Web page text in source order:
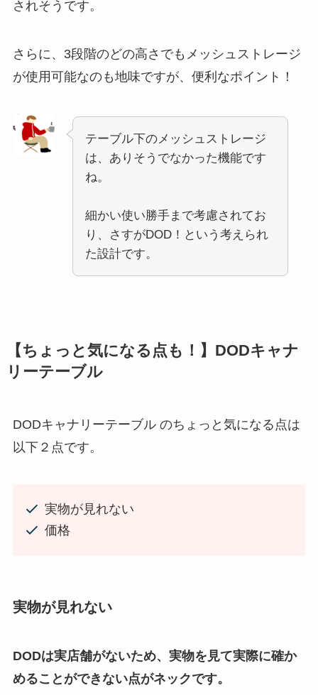
されそうです。
さらに、3段階のどの高さでもメッシュストレージ
が使用可能なのも地味ですが、便利なポイント！
テーブル下のメッシュストレージ
は、ありそうでなかった機能です
ね。
細かい使い勝手まで考慮されてお
り、さすがDOD！という考えられ
た設計です。
【ちょっと気になる点も！】DODキャナ
リーテーブル
DODキャナリーテーブル のちょっと気になる点は
以下２点です。
実物が見れない
価格
実物が見れない
DODは実店舗がないため、実物を見て実際に確か
めることができない点がネックです。